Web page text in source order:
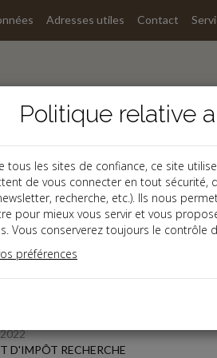
Adresses utiles Contact
dernières dépêches
D'IMPÔT RECHERCHE
Politique relative
tous les sites de confiance, ce site
de vous connecter en tout sécurité,
recherche, etc.). Ils nous
pour mieux vous servir et vous
Vous conserverez toujours le contrôle
préférences